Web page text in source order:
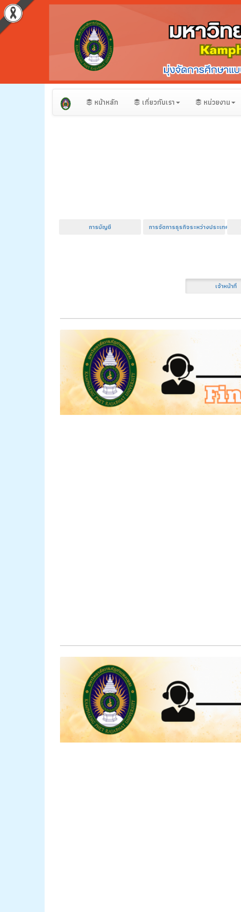
หน้าหลัก เกี่ยวกับเรา หน่วยงาน
การบัญชี การจัดการธุรกิจระหว่างประเทศ
เจ้าหน้าที่